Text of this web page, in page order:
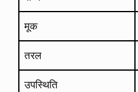
मूक
तरल
उपस्थिति